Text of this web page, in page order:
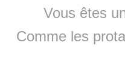
Vous êtes
Comme les